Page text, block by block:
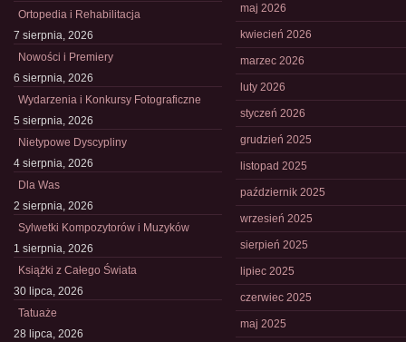
Ortopedia i Rehabilitacja
7 sierpnia, 2026
Nowości i Premiery
6 sierpnia, 2026
Wydarzenia i Konkursy Fotograficzne
5 sierpnia, 2026
Nietypowe Dyscypliny
4 sierpnia, 2026
Dla Was
2 sierpnia, 2026
Sylwetki Kompozytorów i Muzyków
1 sierpnia, 2026
Książki z Całego Świata
30 lipca, 2026
Tatuaże
28 lipca, 2026
maj 2026
kwiecień 2026
marzec 2026
luty 2026
styczeń 2026
grudzień 2025
listopad 2025
październik 2025
wrzesień 2025
sierpień 2025
lipiec 2025
czerwiec 2025
maj 2025